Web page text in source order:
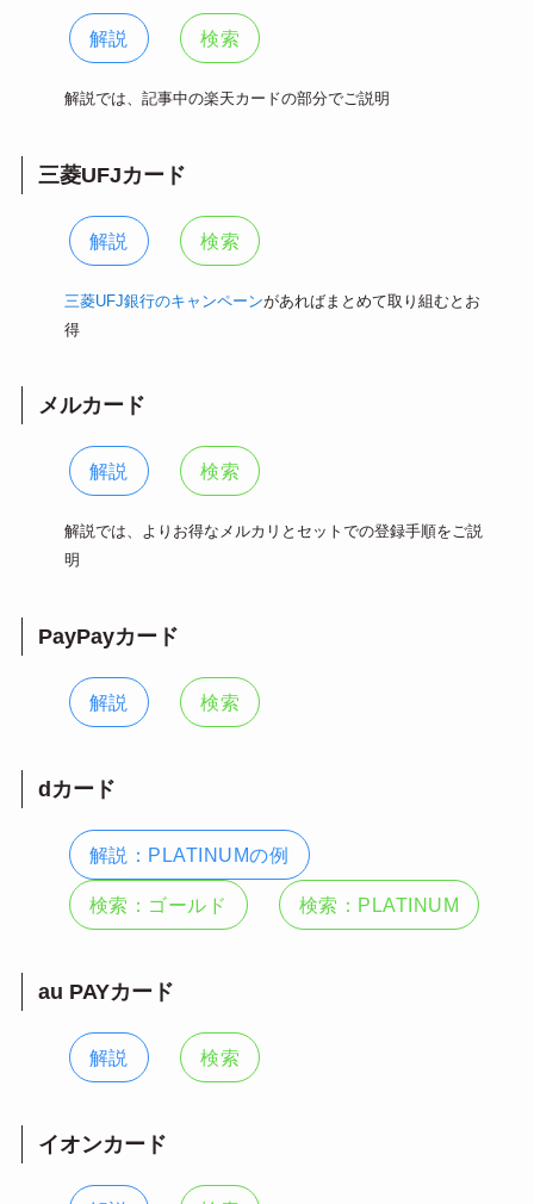
解説 検索
解説では、記事中の楽天カードの部分でご説明
三菱UFJカード
解説 検索
三菱UFJ銀行のキャンペーンがあればまとめて取り組むとお
得
メルカード
解説 検索
解説では、よりお得なメルカリとセットでの登録手順をご説
明
PayPayカード
解説 検索
dカード
解説：PLATINUMの例
検索：ゴールド 検索：PLATINUM
au PAYカード
解説 検索
イオンカード